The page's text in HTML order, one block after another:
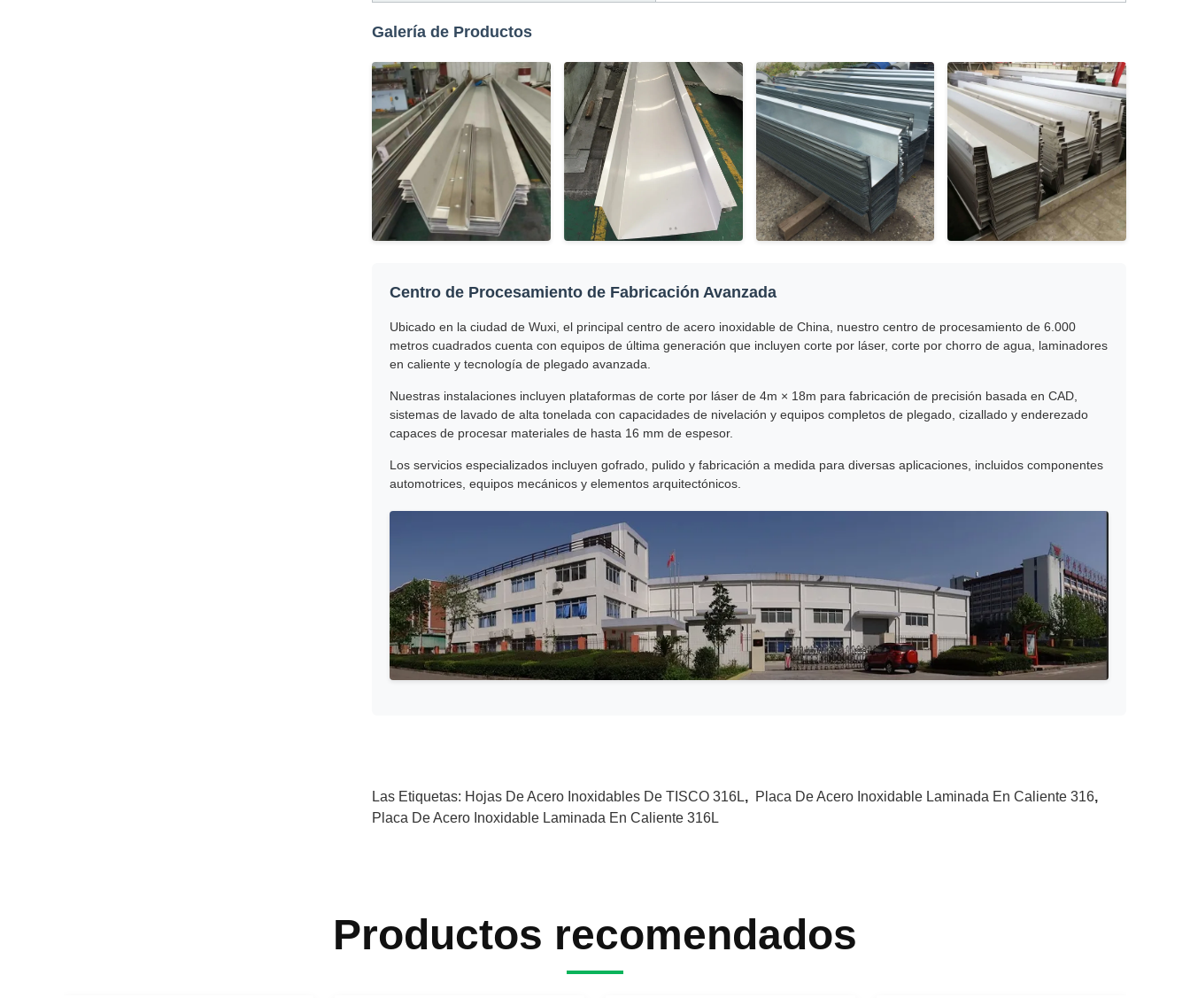
Galería de Productos
Centro de Procesamiento de Fabricación Avanzada
Ubicado en la ciudad de Wuxi, el principal centro de acero inoxidable de China, nuestro centro de procesamiento de 6.000
metros cuadrados cuenta con equipos de última generación que incluyen corte por láser, corte por chorro de agua, laminadores
en caliente y tecnología de plegado avanzada.
Nuestras instalaciones incluyen plataformas de corte por láser de 4m × 18m para fabricación de precisión basada en CAD,
sistemas de lavado de alta tonelada con capacidades de nivelación y equipos completos de plegado, cizallado y enderezado
capaces de procesar materiales de hasta 16 mm de espesor.
Los servicios especializados incluyen gofrado, pulido y fabricación a medida para diversas aplicaciones, incluidos componentes
automotrices, equipos mecánicos y elementos arquitectónicos.
Las Etiquetas: Hojas De Acero Inoxidables De TISCO 316L, Placa De Acero Inoxidable Laminada En Caliente 316,
Placa De Acero Inoxidable Laminada En Caliente 316L
Productos recomendados